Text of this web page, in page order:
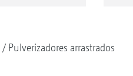
Pulverizadores arrastrados